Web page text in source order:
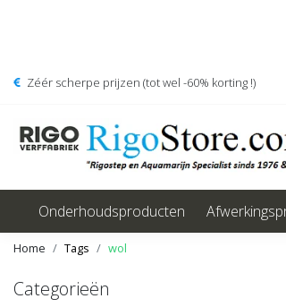
Zéér scherpe prijzen (tot wel -60% korting !)
Onderhoudsproducten
Home Tags wol
Categorieën